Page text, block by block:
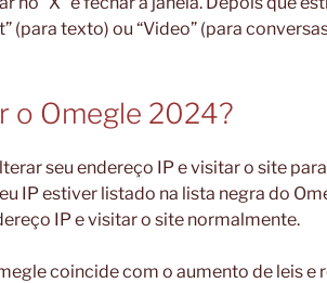
(para texto) ou “Video” (para
o Omegle 2024?
seu endereço IP e visitar o site
IP estiver listado na lista negra do
IP e visitar o site normalmente.
coincide com o aumento de leis